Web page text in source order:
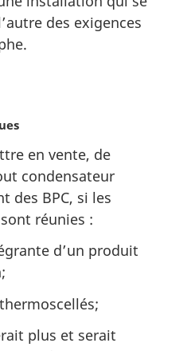
des exigences
en vente, de
condensateur
des BPC, si les
réunies :
d’un produit
plus et serait